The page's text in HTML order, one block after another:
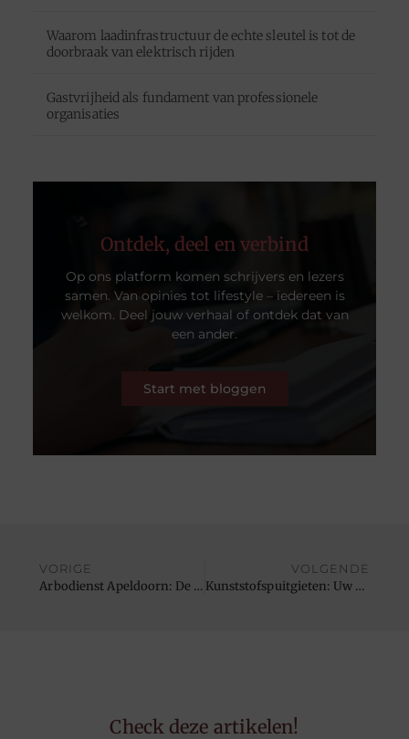
Waarom laadinfrastructuur de echte sleutel is tot de
doorbraak van elektrisch rijden
Gastvrijheid als fundament van professionele
organisaties
Ontdek, deel en verbind
Op ons platform komen schrijvers en lezers
samen. Van opinies tot lifestyle – iedereen is
welkom. Deel jouw verhaal of ontdek dat van
een ander.
Start met bloggen
VORIGE
Arbodienst Apeldoorn: De Beste Partner in Verzuimbeheer
VOLGENDE
Kunststofspuitgieten: Uw Partner in Matrijs Laten Maken
Check deze artikelen!